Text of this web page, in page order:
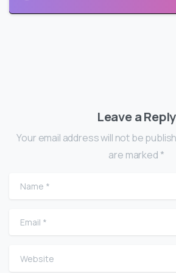
Leave a Reply
Your email address will not be
are marked *
Name
Email
Website